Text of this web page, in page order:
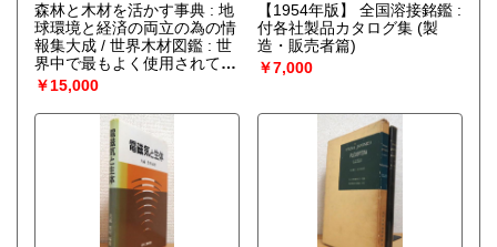
森林と木材を活かす事典 : 地
球環境と経済の両立の為の情
報集大成 / 世界木材図鑑 : 世
界中で最もよく使用されてい
る用途の広い木材150種を厳
選 【2冊 (1函)】
￥15,000
【1954年版】 全国溶接銘鑑 :
付各社製品カタログ集 (製
造・販売者篇)
￥7,000